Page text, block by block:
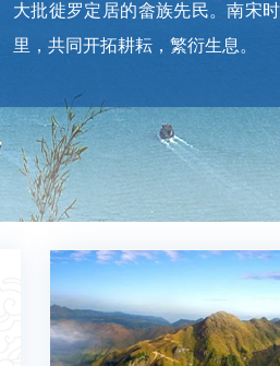
大批徙罗定居的畲族先民。南宋
里，共同开拓耕耘，繁衍生息